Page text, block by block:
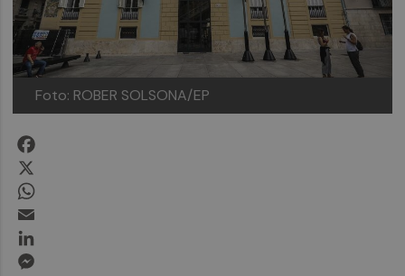
Foto: ROBER SOLSONA/EP